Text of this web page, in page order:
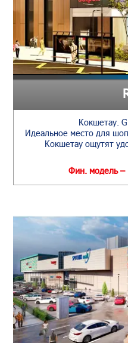
Кокшетау.
Идеальное место для
Кокшетау ощутят
Фин. модель